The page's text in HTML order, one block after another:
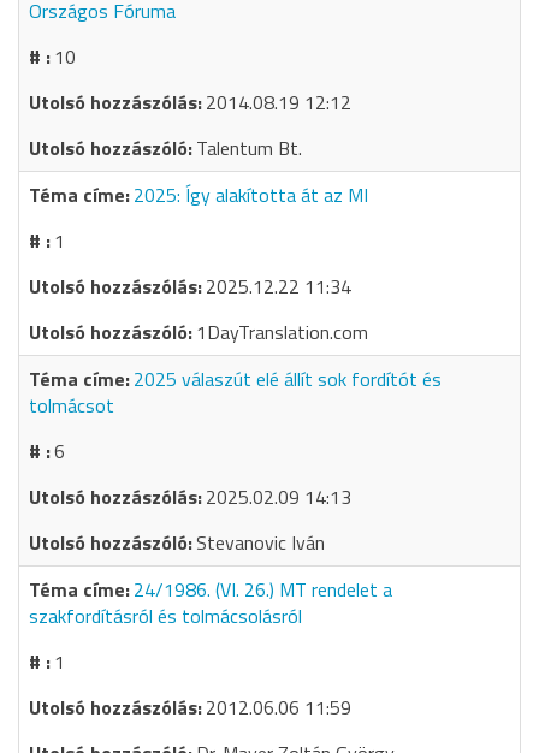
Országos Fóruma
10
2014.08.19 12:12
Talentum Bt.
2025: Így alakította át az MI
1
2025.12.22 11:34
1DayTranslation.com
2025 válaszút elé állít sok fordítót és
tolmácsot
6
2025.02.09 14:13
Stevanovic Iván
24/1986. (VI. 26.) MT rendelet a
szakfordításról és tolmácsolásról
1
2012.06.06 11:59